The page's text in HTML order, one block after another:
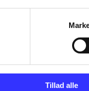
Tillad alle